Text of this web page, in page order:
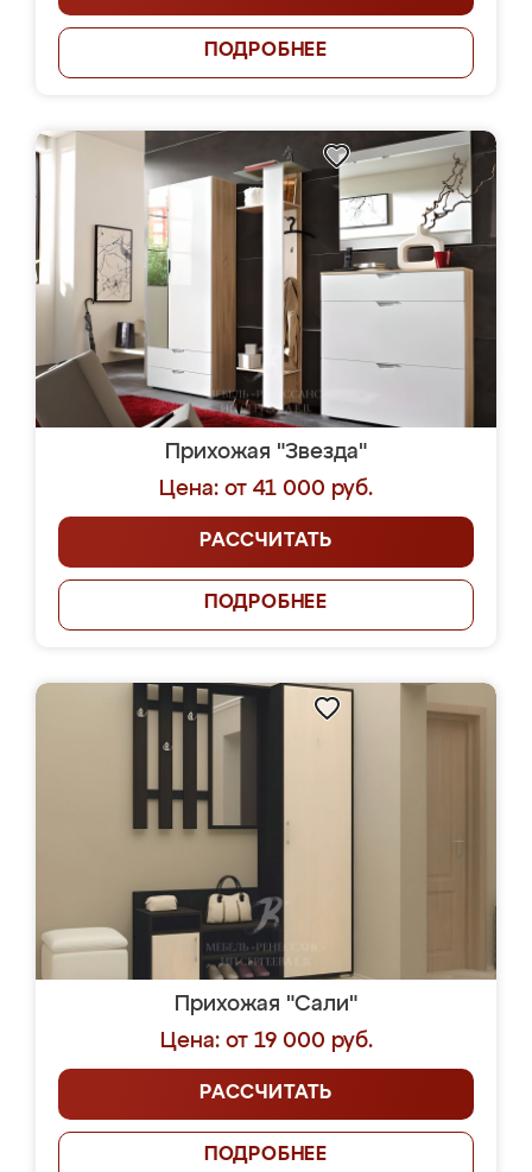
ПОДРОБНЕЕ
Прихожая "Звезда"
Цена: от 41 000 руб.
РАССЧИТАТЬ
ПОДРОБНЕЕ
Прихожая "Сали"
Цена: от 19 000 руб.
РАССЧИТАТЬ
ПОДРОБНЕЕ